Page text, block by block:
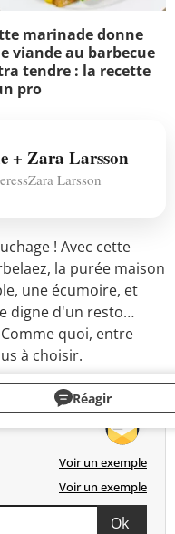
marinade donne
viande au barbecue
tendre : la recette
pro
+ Zara Larsson
Larsson
! Avec cette
la purée maison
une écumoire, et
digne d'un resto…
quoi, entre
à choisir.
Réagir
Voir un exemple
Voir un exemple